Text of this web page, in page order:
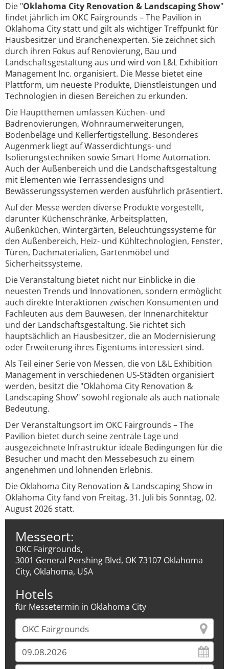
Die "Oklahoma City Renovation & Landscaping Show"
findet jährlich im OKC Fairgrounds – The Pavilion in
Oklahoma City statt und gilt als wichtiger Treffpunkt für
Hausbesitzer und Branchenexperten. Sie zeichnet sich
durch ihren Fokus auf Renovierung, Bau und
Landschaftsgestaltung aus und wird von L&L Exhibition
Management Inc. organisiert. Die Messe bietet eine
Plattform, um neueste Produkte, Dienstleistungen und
Technologien in diesen Bereichen zu erkunden.
Die Hauptthemen umfassen Küchen- und
Badrenovierungen, Wohnraumerweiterungen,
Bodenbeläge und Kellerfertigstellung. Besonderes
Augenmerk liegt auf Wasserdichtungs- und
Isolierungstechniken sowie Smart Home Automation.
Auch der Außenbereich und die Landschaftsgestaltung
mit Elementen wie Terrassendesigns und
Bewässerungssystemen werden ausführlich präsentiert.
Auf der Messe werden diverse Produkte vorgestellt,
darunter Küchenschränke, Arbeitsplatten,
Außenküchen, Wintergärten, Beleuchtungssysteme für
den Außenbereich, Heiz- und Kühltechnologien, Fenster,
Türen, Dachmaterialien, Gartenmöbel und
Sicherheitssysteme.
Die Veranstaltung bietet nicht nur Einblicke in die
neuesten Trends und Innovationen, sondern ermöglicht
auch direkte Interaktionen zwischen Konsumenten und
Fachleuten aus dem Bauwesen, der Innenarchitektur
und der Landschaftsgestaltung. Sie richtet sich
hauptsächlich an Hausbesitzer, die an Modernisierung
oder Erweiterung ihres Eigentums interessiert sind.
Als Teil einer Serie von Messen, die von L&L Exhibition
Management in verschiedenen US-Städten organisiert
werden, besitzt die "Oklahoma City Renovation &
Landscaping Show" sowohl regionale als auch nationale
Bedeutung.
Der Veranstaltungsort im OKC Fairgrounds – The
Pavilion bietet durch seine zentrale Lage und
ausgezeichnete Infrastruktur ideale Bedingungen für die
Besucher und macht den Messebesuch zu einem
angenehmen und lohnenden Erlebnis.
Die Oklahoma City Renovation & Landscaping Show in
Oklahoma City fand von Freitag, 31. Juli bis Sonntag, 02.
August 2026 statt.
Messeort:
OKC Fairgrounds,
3001 General Pershing Blvd, OK 73107 Oklahoma
City, Oklahoma, USA
Hotels
für Messetermin in Oklahoma City